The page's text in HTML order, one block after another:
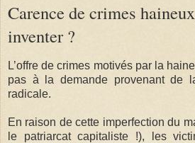
Carence de crimes
inventer ?
L’offre de crimes motivés par la
pas à la demande provenant de
radicale.
En raison de cette imperfection du
le patriarcat capitaliste !), les